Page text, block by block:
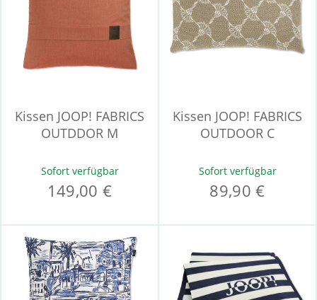
Kissen JOOP! FABRICS
OUTDDOR M
Sofort verfügbar
149,00 €
Kissen JOOP! FABRICS
OUTDOOR C
Sofort verfügbar
89,90 €